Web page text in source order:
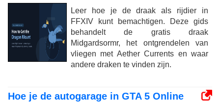
Leer hoe je de draak als rijdier in
FFXIV kunt bemachtigen. Deze gids
behandelt de gratis draak
Midgardsormr, het ontgrendelen van
vliegen met Aether Currents en waar
andere draken te vinden zijn.
Hoe je de autogarage in GTA 5 Online